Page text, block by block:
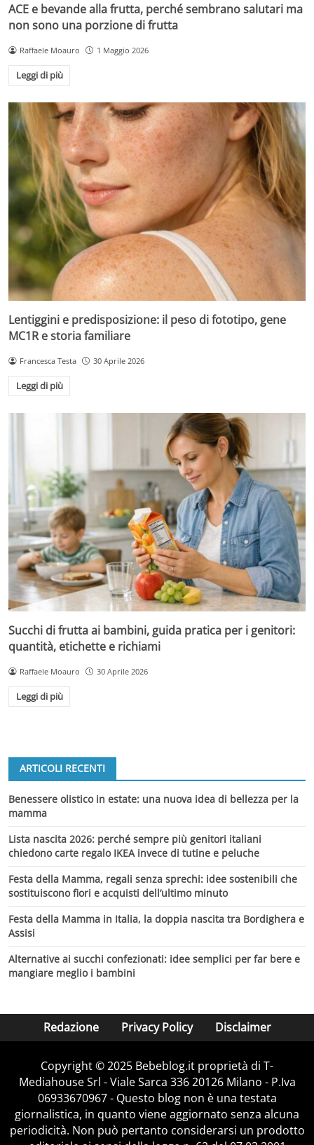
ACE e bevande alla frutta, perché sembrano salutari ma
non sono una porzione di frutta
Raffaele Moauro 1 Maggio 2026
Leggi di più
Lentiggini e predisposizione: il peso di fototipo, gene
MC1R e storia familiare
Francesca Testa 30 Aprile 2026
Leggi di più
Succhi di frutta ai bambini, guida pratica per i genitori:
quantità, etichette e richiami
Raffaele Moauro 30 Aprile 2026
Leggi di più
ARTICOLI RECENTI
Benessere olistico in estate: una nuova idea di bellezza per la
mamma
Lista nascita 2026: perché sempre più genitori italiani
chiedono carte regalo IKEA invece di tutine e peluche
Festa della Mamma, regali senza sprechi: idee sostenibili che
sostituiscono fiori e acquisti dell’ultimo minuto
Festa della Mamma in Italia, la doppia nascita tra Bordighera e
Assisi
Alternative ai succhi confezionati: idee semplici per far bere e
mangiare meglio i bambini
Redazione Privacy Policy Disclaimer
Copyright © 2025 Bebeblog.it proprietà di T-
Mediahouse Srl - Viale Sarca 336 20126 Milano - P.Iva
06933670967 - Questo blog non è una testata
giornalistica, in quanto viene aggiornato senza alcuna
periodicità. Non può pertanto considerarsi un prodotto